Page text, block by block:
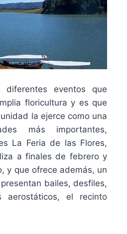
diferentes eventos que
floricultura y es que
la ejerce como una
más importantes,
La Feria de las Flores,
a finales de febrero y
y que ofrece además, un
bailes, desfiles,
aerostáticos, el recinto